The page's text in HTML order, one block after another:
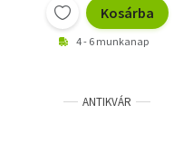
Kosárba
4 - 6 munkanap
ANTIKVÁR